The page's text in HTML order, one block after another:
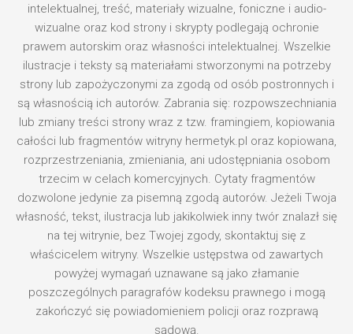
intelektualnej, treść, materiały wizualne, foniczne i audio-
wizualne oraz kod strony i skrypty podlegają ochronie
prawem autorskim oraz własności intelektualnej. Wszelkie
ilustracje i teksty są materiałami stworzonymi na potrzeby
strony lub zapożyczonymi za zgodą od osób postronnych i
są własnością ich autorów. Zabrania się: rozpowszechniania
lub zmiany treści strony wraz z tzw. framingiem, kopiowania
całości lub fragmentów witryny hermetyk.pl oraz kopiowana,
rozprzestrzeniania, zmieniania, ani udostępniania osobom
trzecim w celach komercyjnych. Cytaty fragmentów
dozwolone jedynie za pisemną zgodą autorów. Jeżeli Twoja
własność, tekst, ilustracja lub jakikolwiek inny twór znalazł się
na tej witrynie, bez Twojej zgody, skontaktuj się z
właścicelem witryny. Wszelkie ustępstwa od zawartych
powyżej wymagań uznawane są jako złamanie
poszczególnych paragrafów kodeksu prawnego i mogą
zakończyć się powiadomieniem policji oraz rozprawą
sądową.